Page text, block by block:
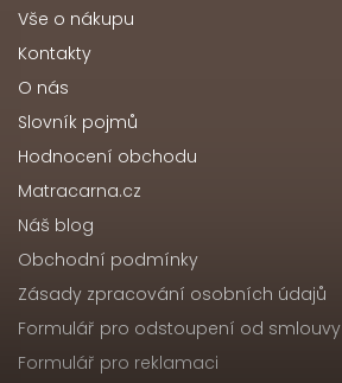
Vše o nákupu
Kontakty
O nás
Slovník pojmů
Hodnocení obchodu
Matracarna.cz
Náš blog
Obchodní podmínky
Zásady zpracování osobních údajů
Formulář pro odstoupení od smlouvy
Formulář pro reklamaci